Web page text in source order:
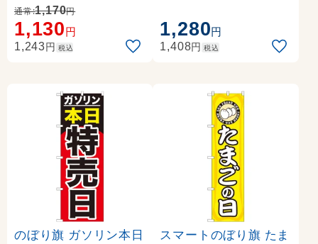
通常:1,170円
1,130円
1,243円 税込
1,280円
1,408円 税込
のぼり旗 ガソリン本日
スマートのぼり旗 たま